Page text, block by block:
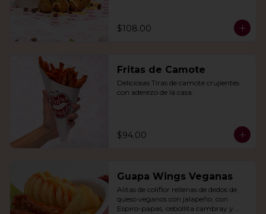
$108.00
Fritas de Camote
Deliciosas Tiras de camote crujientes
con aderezo de la casa.
$94.00
Guapa Wings Veganas
Alitas de coliflor rellenas de dedos de
queso veganos con jalapeño, con
Espiro-papas, cebollita cambray y